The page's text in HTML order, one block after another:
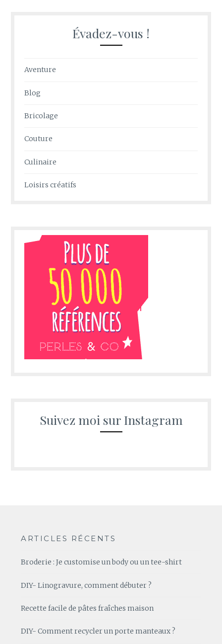
Évadez-vous !
Aventure
Blog
Bricolage
Couture
Culinaire
Loisirs créatifs
Suivez moi sur Instagram
ARTICLES RÉCENTS
Broderie : Je customise un body ou un tee-shirt
DIY- Linogravure, comment débuter ?
Recette facile de pâtes fraîches maison
DIY- Comment recycler un porte manteaux ?